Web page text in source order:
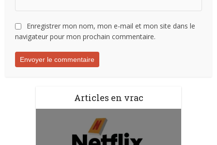
Enregistrer mon nom, mon e-mail et mon site dans le
navigateur pour mon prochain commentaire.
Articles en vrac